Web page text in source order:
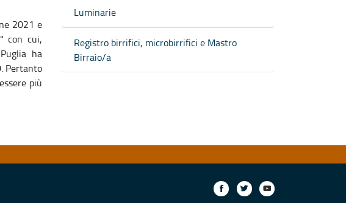
2021 e
con cui,
ha
Pertanto
più
Luminarie
Registro birrifici, microbirrifici e Mastro
Birraio/a